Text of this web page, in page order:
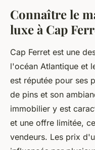
Connaître le
luxe à Cap
Cap Ferret est une
l'océan Atlantique et
est réputée pour ses
de pins et son
immobilier y est
et une offre limitée,
vendeurs. Les prix